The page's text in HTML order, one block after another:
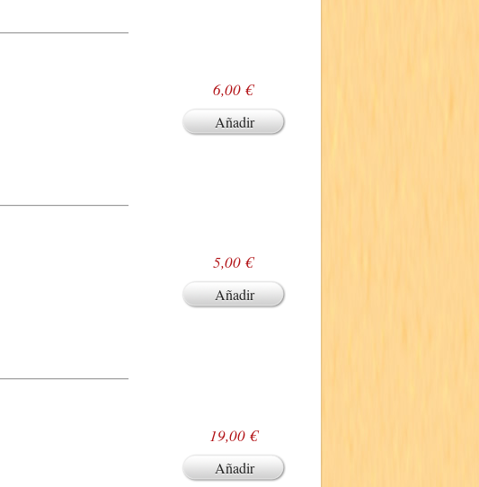
6,00 €
Añadir
5,00 €
Añadir
19,00 €
Añadir